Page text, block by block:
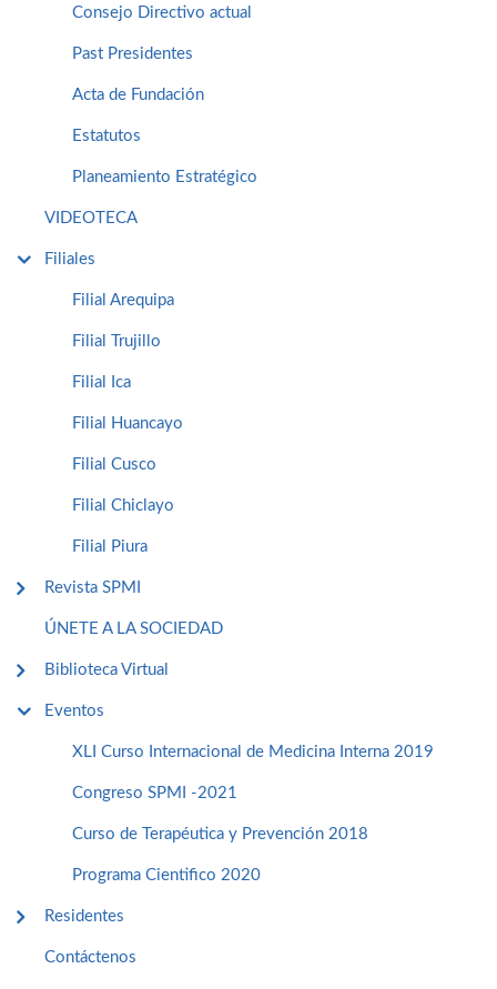
Consejo Directivo actual
Past Presidentes
Acta de Fundación
Estatutos
Planeamiento Estratégico
VIDEOTECA
Filiales
Filial Arequipa
Filial Trujillo
Filial Ica
Filial Huancayo
Filial Cusco
Filial Chiclayo
Filial Piura
Revista SPMI
ÚNETE A LA SOCIEDAD
Biblioteca Virtual
Eventos
XLI Curso Internacional de Medicina Interna 2019
Congreso SPMI -2021
Curso de Terapéutica y Prevención 2018
Programa Cientifico 2020
Residentes
Contáctenos